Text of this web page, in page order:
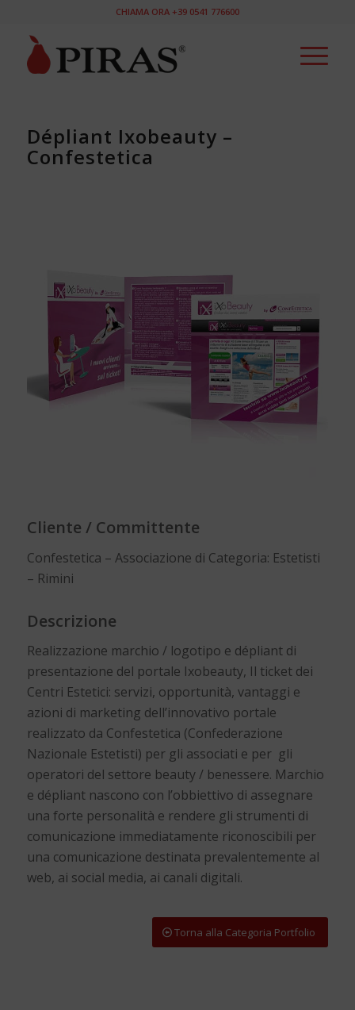
CHIAMA ORA +39 0541 776600
Dépliant Ixobeauty –
Confestetica
Cliente / Committente
Confestetica – Associazione di Categoria: Estetisti
– Rimini
Descrizione
Realizzazione marchio / logotipo e dépliant di
presentazione del portale Ixobeauty, Il ticket dei
Centri Estetici: servizi, opportunità, vantaggi e
azioni di marketing dell’innovativo portale
realizzato da Confestetica (Confederazione
Nazionale Estetisti) per gli associati e per gli
operatori del settore beauty / benessere. Marchio
e dépliant nascono con l’obbiettivo di assegnare
una forte personalità e rendere gli strumenti di
comunicazione immediatamente riconoscibili per
una comunicazione destinata prevalentemente al
web, ai social media, ai canali digitali.
Torna alla Categoria Portfolio